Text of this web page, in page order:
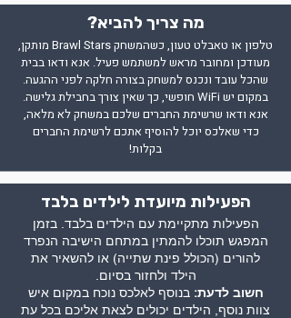
מה צריך להביא?
טלפון או טאבלט טעון, כשהמשחק Brawl Stars מותקן,
מעודכן ומחובר מראש למשתמש פעיל. אנא ודאו בבית
שהכל עובד ונכנס למשחק בצורה חלקה לפני ההגעה.
במקום יש WiFi חופשי, כך שאין צורך בחבילת גלישה.
אנא ודאו שרשימת החברים שלכם במשחק לא מלאה,
כדי שאלכס יוכל להוסיף אתכם לרשימת החברים
בקלות!
הפעילות מיועדת לילדים בלבד
הפעילות מתקיימת עם הילדים בלבד. בזמן
המפגש תוכלו להמתין במתחם הישיבה הנפרד
להורים (הכולל פינת שתייה) או להשאיר את
הילד ולחזור בסיום.
חשוב לדעת: בנוסף לאלכס נוכח במקום איש
צוות נוסף, הילדים יכולים לצאת אליכם בכל עת